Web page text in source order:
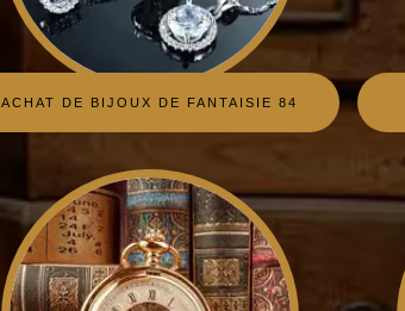
ACHAT DE BIJOUX DE FANTAISIE 84